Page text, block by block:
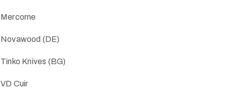
Mercorne
Novawood (DE)
Tinko Knives (BG)
VD Cuir